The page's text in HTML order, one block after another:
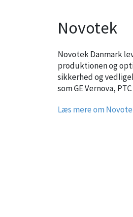
Novotek
Novotek Danmark
produktionen og
sikkerhed og
som GE Vernova,
Læs mere om